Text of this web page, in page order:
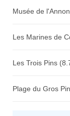
Musée de
Les Marines de
Les Trois Pins
Plage du Gros